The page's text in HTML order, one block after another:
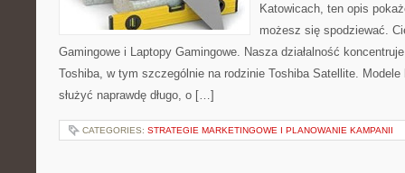
Katowicach, ten opis
możesz się spodziewać.
Gamingowe i Laptopy Gamingowe. Nasza działalność
Toshiba, w tym szczególnie na rodzinie Toshiba Satellite.
służyć naprawdę długo, o […]
CATEGORIES: STRATEGIE MARKETINGOWE I PLANOWANIE KAMPANII